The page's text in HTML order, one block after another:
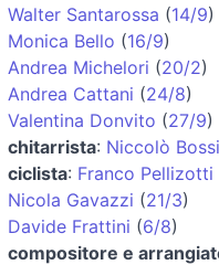
Walter Santarossa (14/9)
Monica Bello (16/9)
Andrea Michelori (20/2)
Andrea Cattani (24/8)
Valentina Donvito (27/9)
chitarrista: Niccolò
ciclista: Franco Pellizotti
Nicola Gavazzi (21/3)
Davide Frattini (6/8)
compositore e